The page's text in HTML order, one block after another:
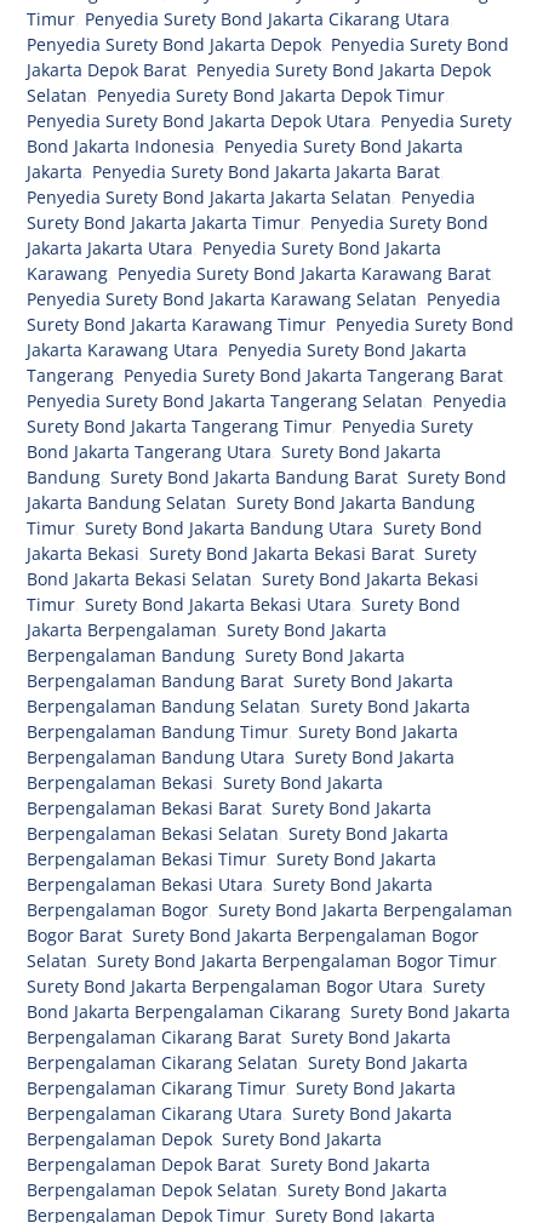
Timur Penyedia Surety Bond Jakarta Cikarang Utara
Penyedia Surety Bond Jakarta Depok Penyedia Surety Bond
Jakarta Depok Barat Penyedia Surety Bond Jakarta Depok
Selatan Penyedia Surety Bond Jakarta Depok Timur
Penyedia Surety Bond Jakarta Depok Utara Penyedia Surety
Bond Jakarta Indonesia Penyedia Surety Bond Jakarta
Jakarta Penyedia Surety Bond Jakarta Jakarta Barat
Penyedia Surety Bond Jakarta Jakarta Selatan Penyedia
Surety Bond Jakarta Jakarta Timur Penyedia Surety Bond
Jakarta Jakarta Utara Penyedia Surety Bond Jakarta
Karawang Penyedia Surety Bond Jakarta Karawang Barat
Penyedia Surety Bond Jakarta Karawang Selatan Penyedia
Surety Bond Jakarta Karawang Timur Penyedia Surety Bond
Jakarta Karawang Utara Penyedia Surety Bond Jakarta
Tangerang Penyedia Surety Bond Jakarta Tangerang Barat
Penyedia Surety Bond Jakarta Tangerang Selatan Penyedia
Surety Bond Jakarta Tangerang Timur Penyedia Surety
Bond Jakarta Tangerang Utara ,Surety Bond Jakarta
Bandung ,Surety Bond Jakarta Bandung Barat ,Surety Bond
Jakarta Bandung Selatan ,Surety Bond Jakarta Bandung
Timur ,Surety Bond Jakarta Bandung Utara ,Surety Bond
Jakarta Bekasi ,Surety Bond Jakarta Bekasi Barat ,Surety
Bond Jakarta Bekasi Selatan ,Surety Bond Jakarta Bekasi
Timur ,Surety Bond Jakarta Bekasi Utara ,Surety Bond
Jakarta Berpengalaman ,Surety Bond Jakarta
Berpengalaman Bandung ,Surety Bond Jakarta
Berpengalaman Bandung Barat ,Surety Bond Jakarta
Berpengalaman Bandung Selatan ,Surety Bond Jakarta
Berpengalaman Bandung Timur ,Surety Bond Jakarta
Berpengalaman Bandung Utara ,Surety Bond Jakarta
Berpengalaman Bekasi ,Surety Bond Jakarta
Berpengalaman Bekasi Barat ,Surety Bond Jakarta
Berpengalaman Bekasi Selatan ,Surety Bond Jakarta
Berpengalaman Bekasi Timur ,Surety Bond Jakarta
Berpengalaman Bekasi Utara ,Surety Bond Jakarta
Berpengalaman Bogor ,Surety Bond Jakarta Berpengalaman
Bogor Barat ,Surety Bond Jakarta Berpengalaman Bogor
Selatan ,Surety Bond Jakarta Berpengalaman Bogor Timur
Surety Bond Jakarta Berpengalaman Bogor Utara ,Surety
Bond Jakarta Berpengalaman Cikarang ,Surety Bond Jakarta
Berpengalaman Cikarang Barat ,Surety Bond Jakarta
Berpengalaman Cikarang Selatan ,Surety Bond Jakarta
Berpengalaman Cikarang Timur ,Surety Bond Jakarta
Berpengalaman Cikarang Utara ,Surety Bond Jakarta
Berpengalaman Depok ,Surety Bond Jakarta
Berpengalaman Depok Barat ,Surety Bond Jakarta
Berpengalaman Depok Selatan ,Surety Bond Jakarta
Berpengalaman Depok Timur ,Surety Bond Jakarta